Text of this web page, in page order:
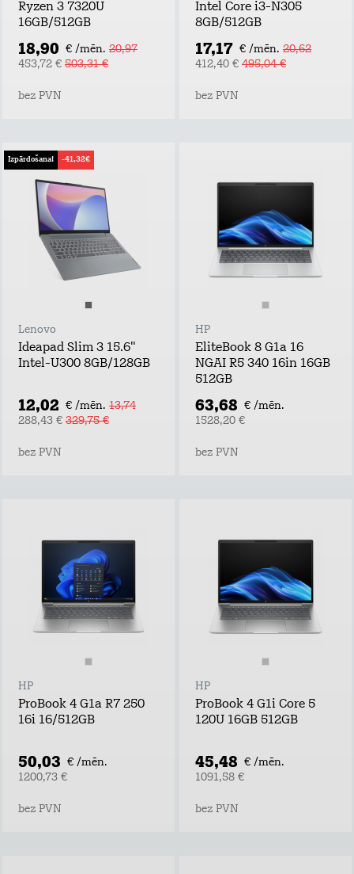
Ryzen 3 7320U
16GB/512GB
18,90 € /mēn. 20,97
453,72 € 503,31 €
bez PVN
Intel Core i3-N305
8GB/512GB
17,17 € /mēn. 20,62
412,40 € 495,04 €
bez PVN
Izpārdošana! -41,32€
Lenovo
Ideapad Slim 3 15.6"
Intel-U300 8GB/128GB
12,02 € /mēn. 13,74
288,43 € 329,75 €
bez PVN
HP
EliteBook 8 G1a 16
NGAI R5 340 16in 16GB
512GB
63,68 € /mēn.
1528,20 €
bez PVN
HP
ProBook 4 G1a R7 250
16i 16/512GB
50,03 € /mēn.
1200,73 €
bez PVN
HP
ProBook 4 G1i Core 5
120U 16GB 512GB
45,48 € /mēn.
1091,58 €
bez PVN